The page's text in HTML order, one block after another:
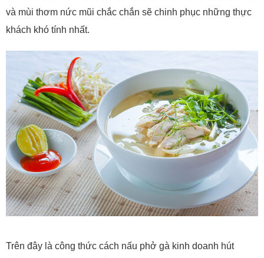
và mùi thơm nức mũi chắc chắn sẽ chinh phục những thực
khách khó tính nhất.
Trên đây là công thức cách nấu phở gà kinh doanh hút